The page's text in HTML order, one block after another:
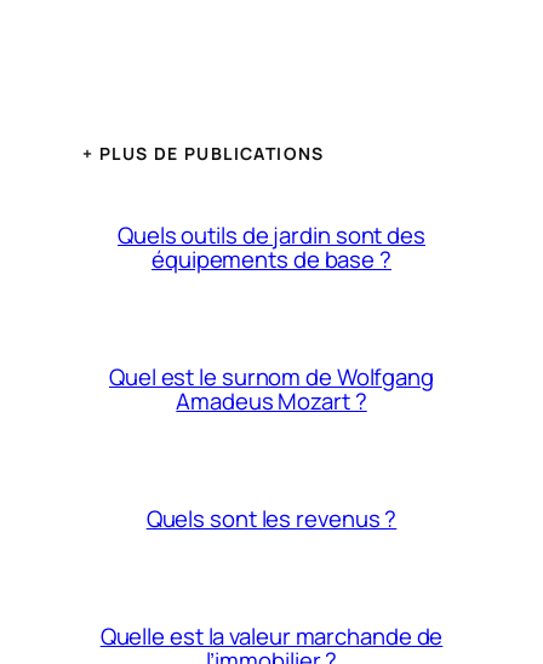
+ PLUS DE PUBLICATIONS
Quels outils de jardin sont des
équipements de base ?
Quel est le surnom de Wolfgang
Amadeus Mozart ?
Quels sont les revenus ?
Quelle est la valeur marchande de